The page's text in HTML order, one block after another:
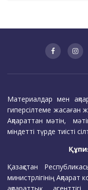
Материалдар мен
гиперсілтеме жасаған
Ақпараттан мәтін,
міндетті түрде тиісті
Қазақстан
министрлігінің Ақпарат